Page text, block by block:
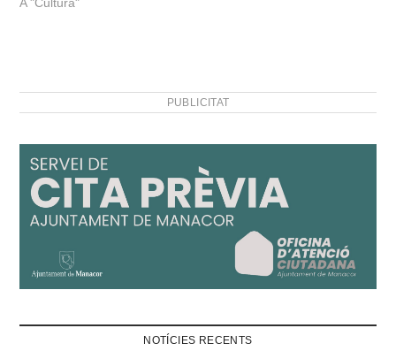
Muntaner, obra de Jordi
l’humor. Fins…
A "Cultura"
PUBLICITAT
NOTÍCIES RECENTS